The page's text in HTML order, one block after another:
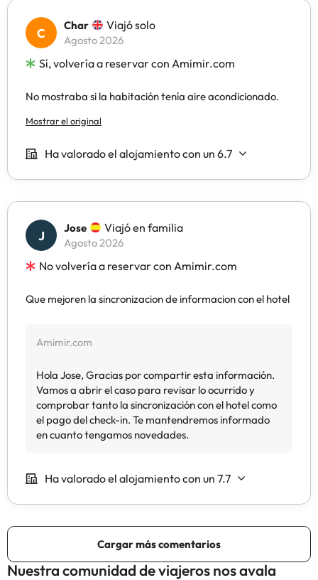
Nuestra comunidad de viajeros nos avala